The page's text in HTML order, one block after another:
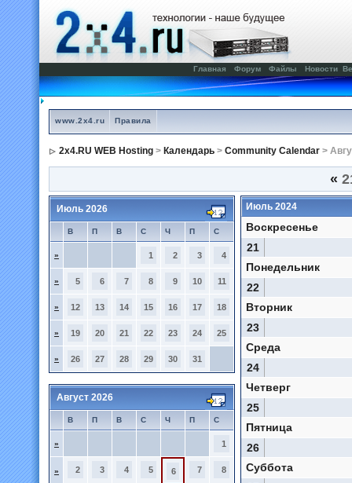
Главная Форум Файлы Новости
www.2x4.ru Правила
2x4.RU WEB Hosting > Календарь > Community Calendar >
«
Июль 2026
В П В С Ч П С
» 1 2 3 4
» 5 6 7 8 9 10 11
» 12 13 14 15 16 17 18
» 19 20 21 22 23 24 25
» 26 27 28 29 30 31
Август 2026
В П В С Ч П С
» 1
» 2 3 4 5 6 7 8
Июль 2024
Воскресенье
21
Понедельник
22
Вторник
23
Среда
24
Четверг
25
Пятница
26
Суббота